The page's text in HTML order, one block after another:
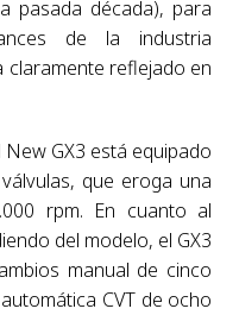
pasada década), para
de la industria
claramente reflejado en
GX3 está equipado
que eroga una
rpm. En cuanto al
del modelo, el GX3
manual de cinco
CVT de ocho